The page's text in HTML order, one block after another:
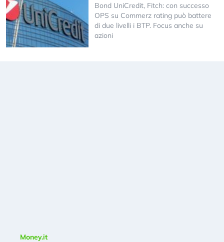
Bond UniCredit, Fitch: con successo
OPS su Commerz rating può battere
di due livelli i BTP. Focus anche su
azioni
Money.it